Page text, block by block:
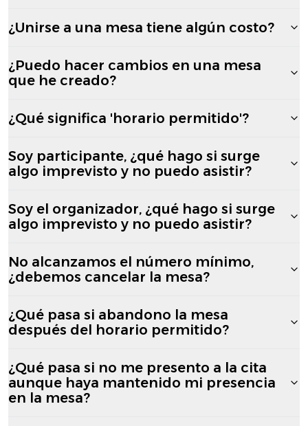
¿Unirse a una mesa tiene algún costo?
¿Puedo hacer cambios en una mesa
que he creado?
¿Qué significa 'horario permitido'?
Soy participante, ¿qué hago si surge
algo imprevisto y no puedo asistir?
Soy el organizador, ¿qué hago si surge
algo imprevisto y no puedo asistir?
No alcanzamos el número mínimo,
¿debemos cancelar la mesa?
¿Qué pasa si abandono la mesa
después del horario permitido?
¿Qué pasa si no me presento a la cita
aunque haya mantenido mi presencia
en la mesa?